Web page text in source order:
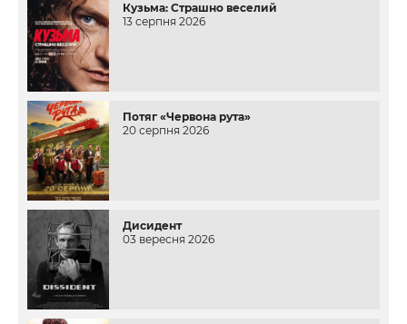
Кузьма: Страшно веселий
13 серпня 2026
Потяг «Червона рута»
20 серпня 2026
Дисидент
03 вересня 2026